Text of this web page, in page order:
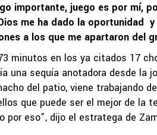
importante, juego es por mí,
me ha dado la oportunidad
a los que me apartaron del
minutos en los ya citados 17
una sequía anotadora desde la
del patio, viene trabajando
que puede ser el mejor de la
por eso”, dijo el estratega de